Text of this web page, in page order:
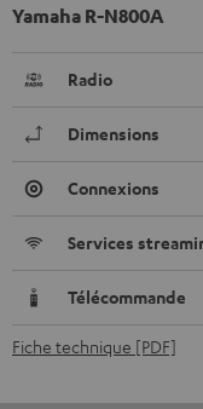
Yamaha R-N800A
Radio
Dimensions
Connexions
Services
Télécommande
Fiche technique [PDF]